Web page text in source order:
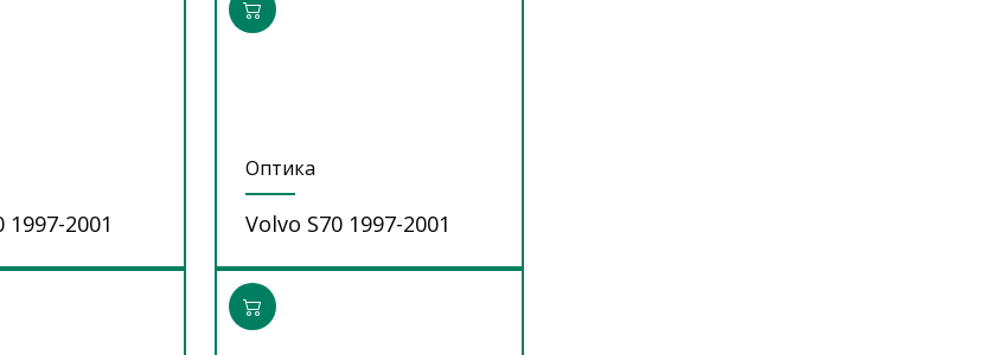
1997-2001
Оптика
Volvo S70 1997-2001